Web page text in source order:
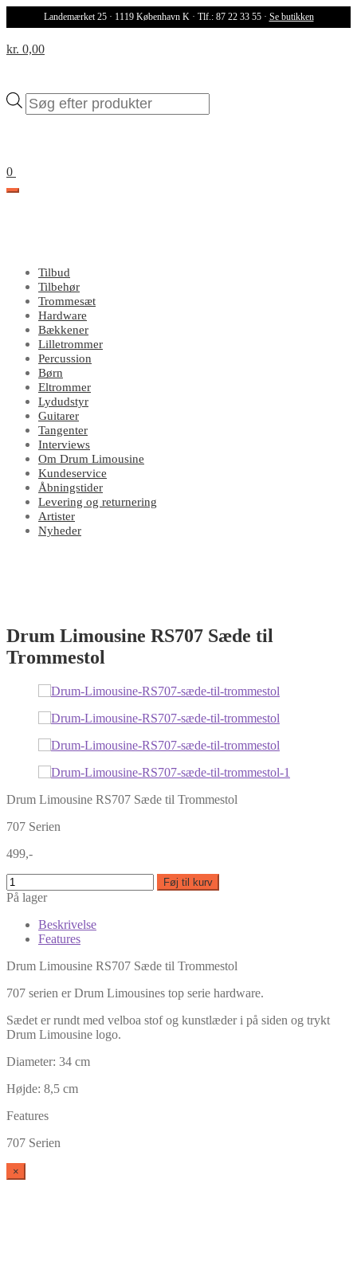
Landemærket 25 · 1119 København K · Tlf.: 87 22 33 55 · Se butikken
Products
search
kr. 0,00
0
Tilbud
Tilbehør
Trommesæt
Hardware
Bækkener
Lilletrommer
Percussion
Børn
Eltrommer
Lydudstyr
Guitarer
Tangenter
Interviews
Om Drum Limousine
Kundeservice
Åbningstider
Levering og returnering
Artister
Nyheder
Drum Limousine RS707 Sæde til
Trommestol
Drum Limousine RS707 Sæde til Trommestol
707 Serien
499,-
Føj til kurv
På lager
Beskrivelse
Features
Drum Limousine RS707 Sæde til Trommestol
707 serien er Drum Limousines top serie hardware.
Sædet er rundt med velboa stof og kunstlæder i på siden og trykt
Drum Limousine logo.
Diameter: 34 cm
Højde: 8,5 cm
Features
707 Serien
×